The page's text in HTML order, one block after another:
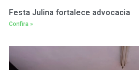
Festa Julina fortalece advocacia
Confira »